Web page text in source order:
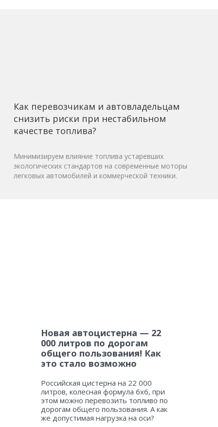
Как перевозчикам и автовладельцам
снизить риски при нестабильном
качестве топлива?
Минимизируем влияние топлива устаревших
экологических стандартов на современные моторы
легковых автомобилей и коммерческой техники.
Новая автоцистерна — 22
000 литров по дорогам
общего пользования! Как
это стало возможно
Российская цистерна на 22 000
литров, колесная формула 6х6, при
этом можно перевозить топливо по
дорогам общего пользования. А как
же допустимая нагрузка на оси?